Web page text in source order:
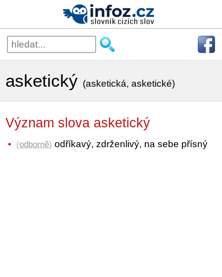
asketický (asketická, asketické)
Význam slova asketický
(odborně) odříkavý, zdrženlivý, na sebe přísný